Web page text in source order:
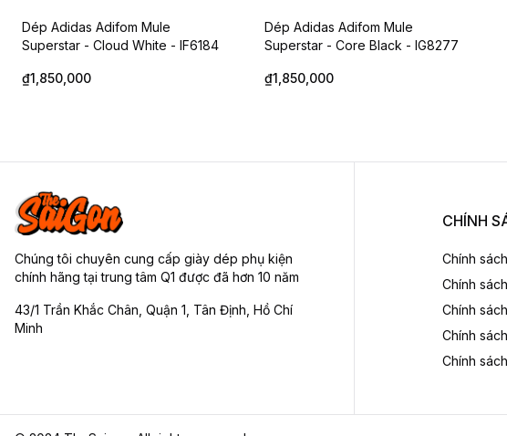
Dép Adidas Adifom Mule
Superstar - Cloud White - IF6184
₫1,850,000
Dép Adidas Adifom Mule
Superstar - Core Black - IG8277
₫1,850,000